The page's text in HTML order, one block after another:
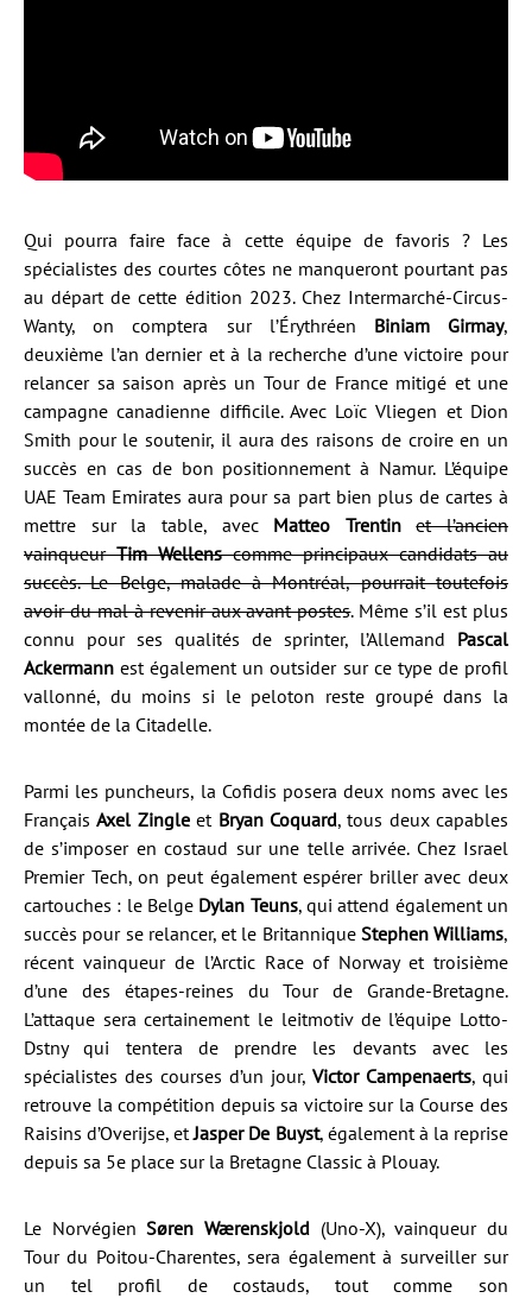
Qui pourra faire face à cette équipe de favoris ? Les
spécialistes des courtes côtes ne manqueront pourtant pas
au départ de cette édition 2023. Chez Intermarché-Circus-
Wanty, on comptera sur l’Érythréen Biniam Girmay,
deuxième l’an dernier et à la recherche d’une victoire pour
relancer sa saison après un Tour de France mitigé et une
campagne canadienne difficile. Avec Loïc Vliegen et Dion
Smith pour le soutenir, il aura des raisons de croire en un
succès en cas de bon positionnement à Namur. L’équipe
UAE Team Emirates aura pour sa part bien plus de cartes à
mettre sur la table, avec Matteo Trentin
et l’ancien
vainqueurTim Wellenscomme principaux candidats au
succès. Le Belge, malade à Montréal, pourrait toutefois
avoir du mal à revenir aux avant-postes. Même s’il est plus
connu pour ses qualités de sprinter, l’Allemand Pascal
Ackermann est également un outsider sur ce type de profil
vallonné, du moins si le peloton reste groupé dans la
montée de la Citadelle.
Parmi les puncheurs, la Cofidis posera deux noms avec les
FrançaisAxel Zingleet Bryan Coquard, tous deux capables
de s’imposer en costaud sur une telle arrivée. Chez Israel
Premier Tech, on peut également espérer briller avec deux
cartouches : le Belge Dylan Teuns, qui attend également un
succès pour se relancer, et le Britannique Stephen Williams,
récent vainqueur de l’Arctic Race of Norway et troisième
d’une des étapes-reines du Tour de Grande-Bretagne.
L’attaque sera certainement le leitmotiv de l’équipe Lotto-
Dstny qui tentera de prendre les devants avec les
spécialistes des courses d’un jour, Victor Campenaerts, qui
retrouve la compétition depuis sa victoire sur la Course des
Raisins d’Overijse, etJasper De Buyst, également à la reprise
depuis sa 5e place sur la Bretagne Classic à Plouay.
Le NorvégienSøren Wærenskjold (Uno-X), vainqueur du
Tour du Poitou-Charentes, sera également à surveiller sur
un tel profil de costauds, tout comme son